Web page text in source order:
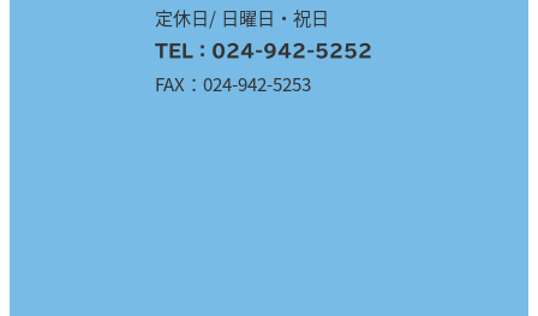
定休日/ 日曜日・祝日
TEL： 024-942-5252
FAX：024-942-5253